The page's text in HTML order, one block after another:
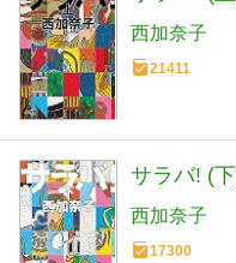
西加奈子
21411
サラバ! (
西加奈子
17300